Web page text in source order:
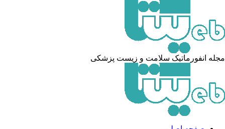
انفورماتیک سلامت و زیست پزشکی